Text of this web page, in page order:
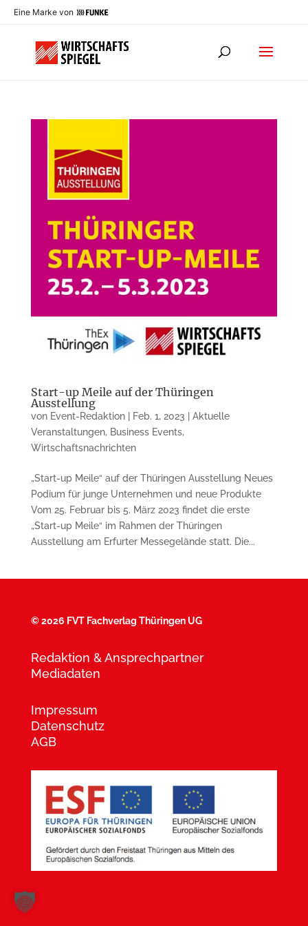
Eine Marke von
Start-up Meile auf der Thüringen
Ausstellung
von Event-Redaktion| Feb. 1, 2023
Aktuelle
Veranstaltungen, Business Events,
Wirtschaftsnachrichten
„Start-up Meile“ auf der Thüringen Ausstellung Neues
Podium für junge Unternehmen und neue Produkte
Vom 25. Februar bis 5. März 2023 findet die erste
„Start-up Meile“ im Rahmen der Thüringen
Ausstellung am Erfurter Messegelände statt. Die...
©2026 FVT Fachverlag Thüringen UG
Redaktion & Ansprechpartner
Mediadaten
Impressum
Datenschutz
AGB